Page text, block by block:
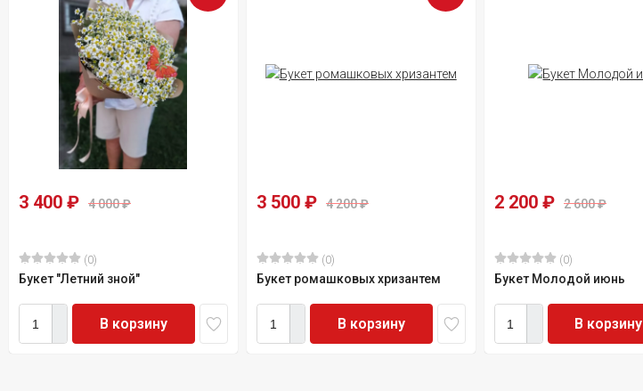
3 400 ₽ 4 000₽
(0)
Букет "Летний зной"
В корзину
3 500 ₽ 4 200₽
(0)
Букет ромашковых хризантем
В корзину
2 200 ₽ 2 600₽
(0)
Букет Молодой июнь
В корзину